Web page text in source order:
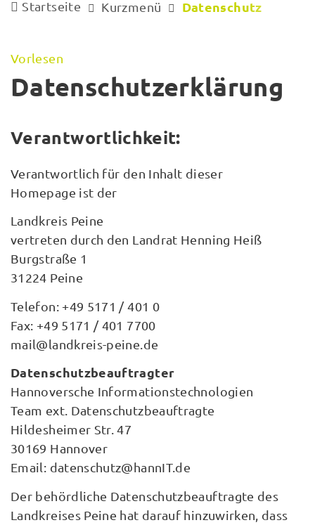
Startseite Kurzmenü Datenschutz
Vorlesen
Datenschutzerklärung
Verantwortlichkeit:
Verantwortlich für den Inhalt dieser
Homepage ist der
Landkreis Peine
vertreten durch den Landrat Henning Heiß
Burgstraße 1
31224 Peine
Telefon: +49 5171 / 401 0
Fax: +49 5171 / 401 7700
mail@landkreis-peine.de
Datenschutzbeauftragter
Hannoversche Informationstechnologien
Team ext. Datenschutzbeauftragte
Hildesheimer Str. 47
30169 Hannover
Email: datenschutz@hannIT.de
Der behördliche Datenschutzbeauftragte des
Landkreises Peine hat darauf hinzuwirken, dass